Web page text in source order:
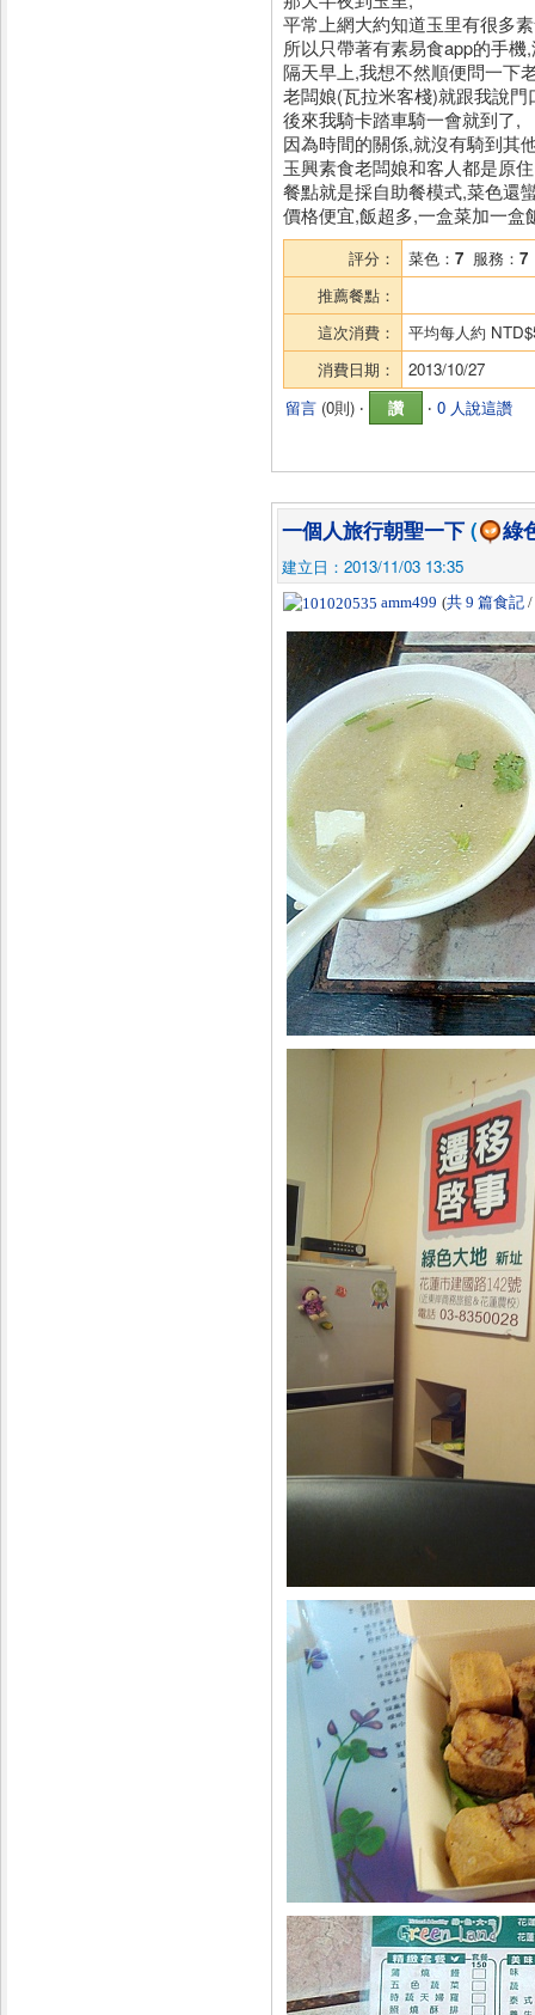
平常上網大約知道玉里有很多
所以只帶著有素易食app的手
隔天早上,我想不然順便問一下
老闆娘(瓦拉米客棧)就跟我說
後來我騎卡踏車騎一會就到了,
因為時間的關係,就沒有騎到其
玉興素食老闆娘和客人都是原
餐點就是採自助餐模式,菜色還
價格便宜,飯超多,一盒菜加一盒
評分： 菜色： 7 服務： 7
推薦餐點：
這次消費：
平均每人約
消費日期：
2013/10/27
留言 (0則) ‧ 讚 ‧ 0 人說這讚
一個人旅行朝聖一下 ( 綠
建立日：2013/11/03 13:35
amm499 (共 9 篇食記 /